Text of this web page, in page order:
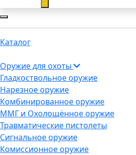
Каталог
Оружие для охоты
Гладкоствольное оружие
Нарезное оружие
Комбинированное оружие
ММГ и Охолощённое оружие
Травматические пистолеты
Сигнальное оружие
Комиссионное оружие